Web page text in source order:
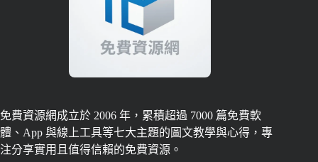
免費資源網成立於 2006 年，累積超過 7000 篇免費軟
體、App 與線上工具等七大主題的圖文教學與心得，專
注分享實用且值得信賴的免費資源。